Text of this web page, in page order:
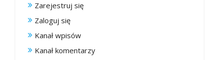
Zarejestruj się
Zaloguj się
Kanał wpisów
Kanał komentarzy